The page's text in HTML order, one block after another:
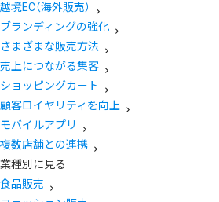
越境EC（海外販売）
ブランディングの強化
さまざまな販売方法
売上につながる集客
ショッピングカート
顧客ロイヤリティを向上
モバイルアプリ
複数店舗との連携
業種別に見る
食品販売